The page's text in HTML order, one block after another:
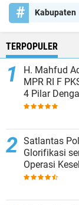
Kabupaten
TERPOPULER
H. Mahfud
MPR RI F
4 Pilar
pada Masa
Satlantas
Glorifikasi
Operasi
2024